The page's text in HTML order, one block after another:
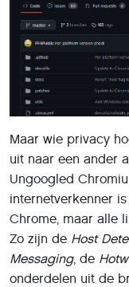
Maar wie privacy
uit naar een ander
Ungoogled
internetverkenner
Chrome, maar alle
Zo zijn de Host
Messaging, de
onderdelen uit de